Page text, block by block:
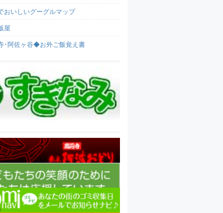
おいしいグーグルマップ
屋
･阿佐ヶ谷◆お外ご飯覚え書